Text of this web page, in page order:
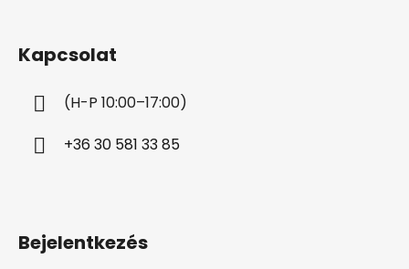
Kapcsolat
(H-P 10:00–17:00)
+36 30 581 33 85
Bejelentkezés